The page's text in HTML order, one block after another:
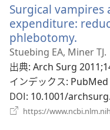
Surgical
expenditure:
phlebotomy.
し
い
タ
ブ
で
Stuebing EA, Miner TJ.
出典‎: Arch Surg
インデックス‎:
DOI‎: 10.1001/
https://